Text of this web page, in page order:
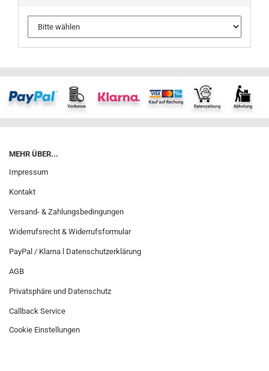
MEHR ÜBER...
Impressum
Kontakt
Versand- & Zahlungsbedingungen
Widerrufsrecht & Widerrufsformular
PayPal / Klarna l Datenschutzerklärung
AGB
Privatsphäre und Datenschutz
Callback Service
Cookie Einstellungen